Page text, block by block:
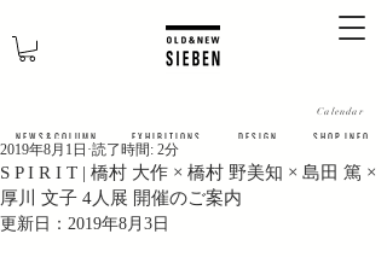
N E W S & C O L U M N
Calendar
​E X H I B I T I O N S D E S I G N S H O P I N F O
S P I R I T | 橋村 大作 × 橋村 野美知 × 島田 篤 ×
厚川 文子 4人展 開催のご案内
2019年8月1日 読了時間: 2分
更新日： 2019年8月3日